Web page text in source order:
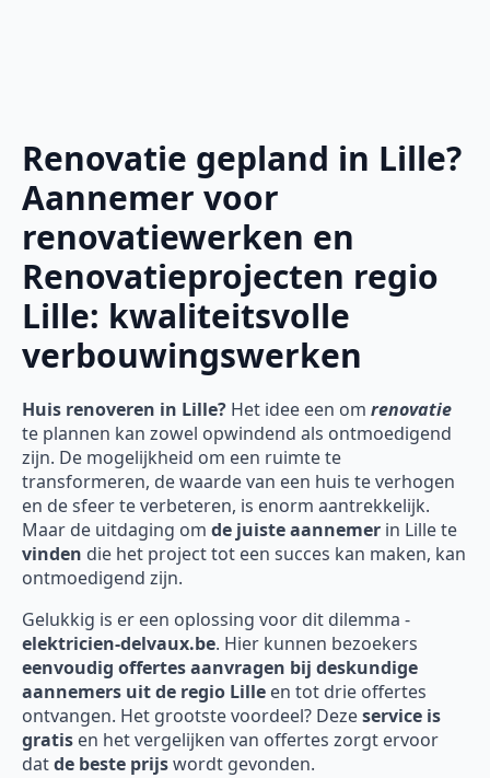
Renovatie gepland in Lille?
Aannemer voor
renovatiewerken en
Renovatieprojecten regio
Lille: kwaliteitsvolle
verbouwingswerken
Huis renoveren in Lille? Het idee een om renovatie
te plannen kan zowel opwindend als ontmoedigend
zijn. De mogelijkheid om een ruimte te
transformeren, de waarde van een huis te verhogen
en de sfeer te verbeteren, is enorm aantrekkelijk.
Maar de uitdaging om de juiste aannemer in Lille te
vinden die het project tot een succes kan maken, kan
ontmoedigend zijn.
Gelukkig is er een oplossing voor dit dilemma -
elektricien-delvaux.be. Hier kunnen bezoekers
eenvoudig offertes aanvragen bij deskundige
aannemers uit de regio Lille en tot drie offertes
ontvangen. Het grootste voordeel? Dezeservice is
gratis en het vergelijken van offertes zorgt ervoor
datde beste prijswordt gevonden.